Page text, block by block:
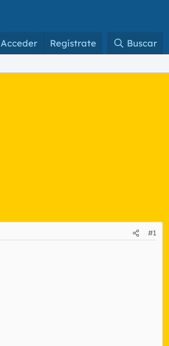
Acceder Regístrate Buscar
#1